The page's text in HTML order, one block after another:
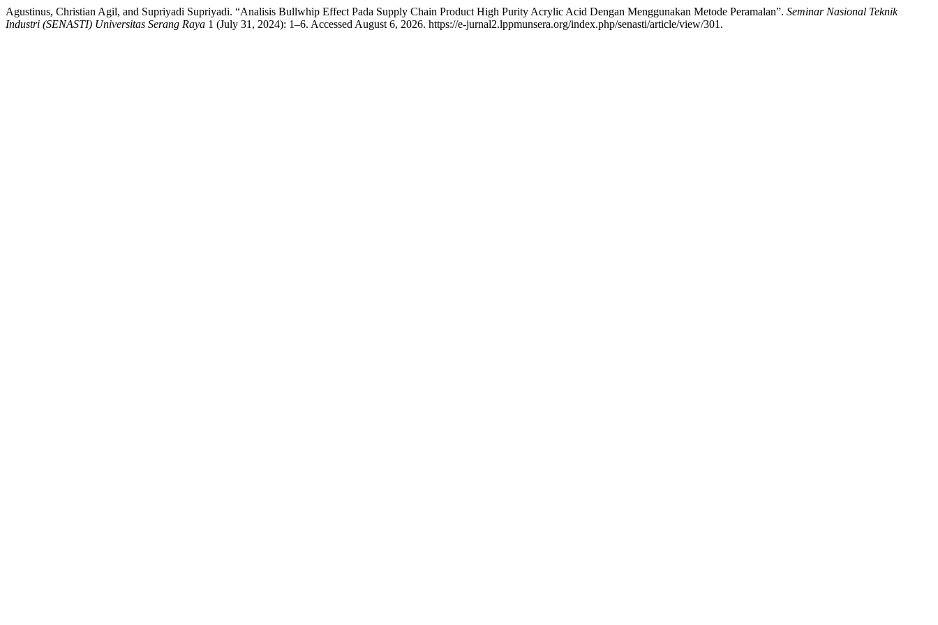
Agustinus, Christian Agil, and Supriyadi Supriyadi. “Analisis Bullwhip Effect Pada Supply Chain Product High Purity Acrylic Acid Dengan Menggunakan Metode Peramalan”. Seminar Nasional Teknik
Industri (SENASTI) Universitas Serang Raya 1 (July 31, 2024): 1–6. Accessed August 6, 2026. https://e-jurnal2.lppmunsera.org/index.php/senasti/article/view/301.